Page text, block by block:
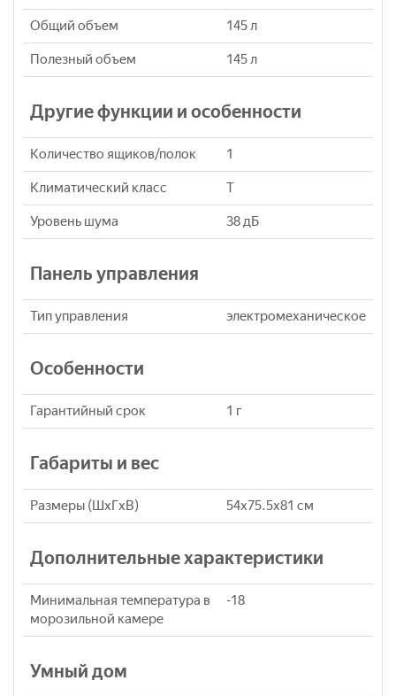
Общий объем 145 л
Полезный объем 145 л
Другие функции и особенности
Количество ящиков/полок 1
Климатический класс T
Уровень шума 38 дБ
Панель управления
Тип управления электромеханическое
Особенности
Гарантийный срок 1 г
Габариты и вес
Размеры (ШxГxВ) 54x75.5x81 см
Дополнительные характеристики
Минимальная температура в
морозильной камере
-18
Умный дом